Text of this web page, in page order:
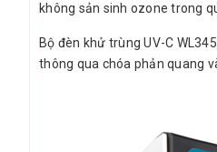
không sản sinh ozone trong
Bộ đèn khử trùng UV-C
thông qua chóa phản quang